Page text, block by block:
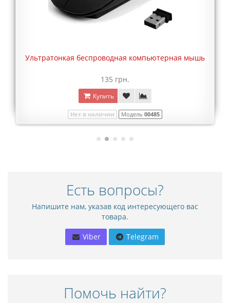
Ультратонкая беспроводная компьютерная мышь
135 грн.
Купить
Нет в наличии Модель 00485
Есть вопросы?
Напишите нам, указав код интересующего вас
товара.
Viber Telegram
Помочь найти?